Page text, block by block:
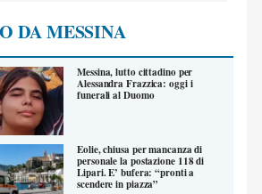
DA MESSINA
Messina, lutto cittadino per
Alessandra Frazzica: oggi i
funerali al Duomo
Eolie, chiusa per mancanza di
personale la postazione 118 di
Lipari. E’ bufera: “pronti a
scendere in piazza”